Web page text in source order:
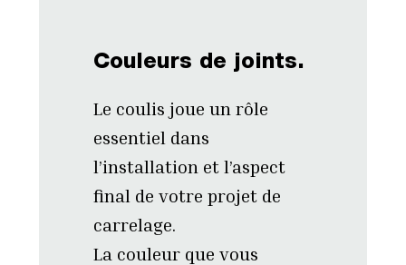
Couleurs de joints.
Le coulis joue un rôle
essentiel dans
l’installation et l’aspect
final de votre projet de
carrelage.
La couleur que vous